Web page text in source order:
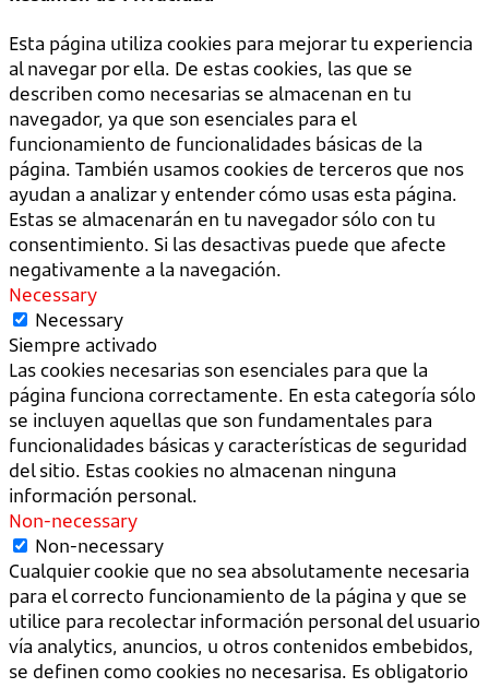
Esta página utiliza cookies para mejorar tu experiencia
al navegar por ella. De estas cookies, las que se
describen como necesarias se almacenan en tu
navegador, ya que son esenciales para el
funcionamiento de funcionalidades básicas de la
página. También usamos cookies de terceros que nos
ayudan a analizar y entender cómo usas esta página.
Estas se almacenarán en tu navegador sólo con tu
consentimiento. Si las desactivas puede que afecte
negativamente a la navegación.
Necessary
Necessary
Siempre activado
Las cookies necesarias son esenciales para que la
página funciona correctamente. En esta categoría sólo
se incluyen aquellas que son fundamentales para
funcionalidades básicas y características de seguridad
del sitio. Estas cookies no almacenan ninguna
información personal.
Non-necessary
Non-necessary
Cualquier cookie que no sea absolutamente necesaria
para el correcto funcionamiento de la página y que se
utilice para recolectar información personal del usuario
vía analytics, anuncios, u otros contenidos embebidos,
se definen como cookies no necesarisa. Es obligatorio